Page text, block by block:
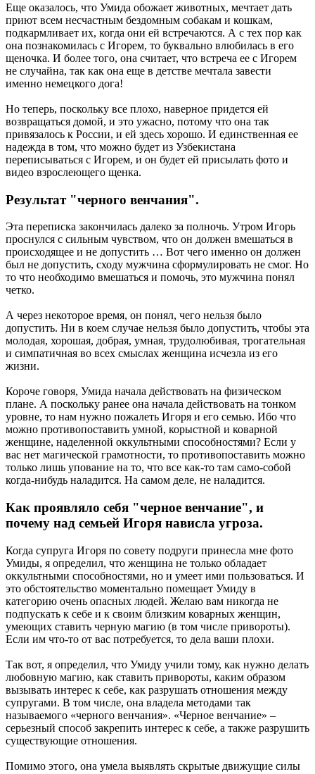
Еще оказалось, что Умида обожает животных, мечтает дать
приют всем несчастным бездомным собакам и кошкам,
подкармливает их, когда они ей встречаются. А с тех пор как
она познакомилась с Игорем, то буквально влюбилась в его
щеночка. И более того, она считает, что встреча ее с Игорем
не случайна, так как она еще в детстве мечтала завести
именно немецкого дога!
Но теперь, поскольку все плохо, наверное придется ей
возвращаться домой, и это ужасно, потому что она так
привязалось к России, и ей здесь хорошо. И единственная ее
надежда в том, что можно будет из Узбекистана
переписываться с Игорем, и он будет ей присылать фото и
видео взрослеющего щенка.
Результат "черного венчания".
Эта переписка закончилась далеко за полночь. Утром Игорь
проснулся с сильным чувством, что он должен вмешаться в
происходящее и не допустить … Вот чего именно он должен
был не допустить, сходу мужчина сформулировать не смог. Но
то что необходимо вмешаться и помочь, это мужчина понял
четко.
А через некоторое время, он понял, чего нельзя было
допустить. Ни в коем случае нельзя было допустить, чтобы эта
молодая, хорошая, добрая, умная, трудолюбивая, трогательная
и симпатичная во всех смыслах женщина исчезла из его
жизни.
Короче говоря, Умида начала действовать на физическом
плане. А поскольку ранее она начала действовать на тонком
уровне, то нам нужно пожалеть Игоря и его семью. Ибо что
можно противопоставить умной, корыстной и коварной
женщине, наделенной оккультными способностями? Если у
вас нет магической грамотности, то противопоставить можно
только лишь упование на то, что все как-то там само-собой
когда-нибудь наладится. На самом деле, не наладится.
Как проявляло себя "черное венчание", и
почему над семьей Игоря нависла угроза.
Когда супруга Игоря по совету подруги принесла мне фото
Умиды, я определил, что женщина не только обладает
оккультными способностями, но и умеет ими пользоваться. И
это обстоятельство моментально помещает Умиду в
категорию очень опасных людей. Желаю вам никогда не
подпускать к себе и к своим близким коварных женщин,
умеющих ставить черную магию (в том числе привороты).
Если им что-то от вас потребуется, то дела ваши плохи.
Так вот, я определил, что Умиду учили тому, как нужно делать
любовную магию, как ставить привороты, каким образом
вызывать интерес к себе, как разрушать отношения между
супругами. В том числе, она владела методами так
называемого «черного венчания». «Черное венчание» –
серьезный способ закрепить интерес к себе, а также разрушить
существующие отношения.
Помимо этого, она умела выявлять скрытые движущие силы